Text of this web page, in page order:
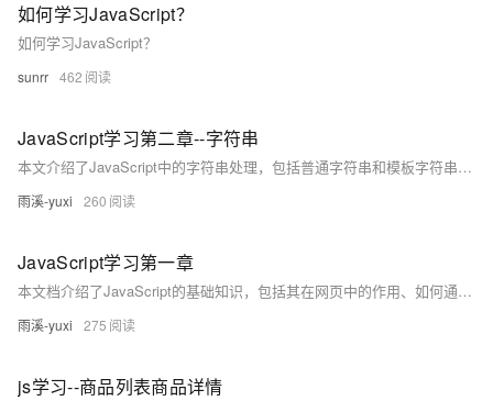
如何学习JavaScript？
如何学习JavaScript？
sunrr 462
JavaScript学习第二章--字符串
本文介绍了JavaScript中的字符串处理，包括普通字符串和模板字符串的使用方法及常见字符串操作方法如`charAt`、`concat`、`endsWith`等，适合前端学习者参考。作者是一位热爱前端技术的大一学生，专注于分享实用的编程技巧。
雨溪-yuxi 260
JavaScript学习第一章
本文档介绍了JavaScript的基础知识，包括其在网页中的作用、如何通过JavaScript动态设置HTML元素的CSS属性，以及JavaScript中的变量类型（`var`、`let`、`const`）和数据类型（基本数据类型与引用数据类型）。通过实例代码详细解释了JavaScript的核心概念，适合初学者入门学习。
雨溪-yuxi 275
js学习--商品列表商品详情